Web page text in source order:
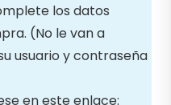
los datos
(No le van a
usuario y contraseña
en este enlace: